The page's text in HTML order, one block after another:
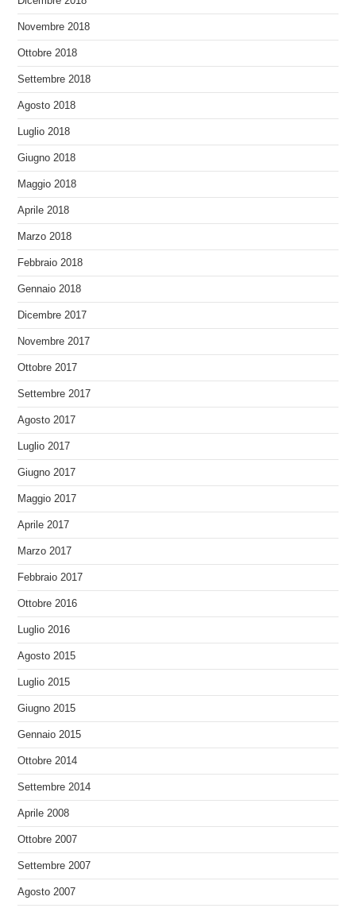
Novembre 2018
Ottobre 2018
Settembre 2018
Agosto 2018
Luglio 2018
Giugno 2018
Maggio 2018
Aprile 2018
Marzo 2018
Febbraio 2018
Gennaio 2018
Dicembre 2017
Novembre 2017
Ottobre 2017
Settembre 2017
Agosto 2017
Luglio 2017
Giugno 2017
Maggio 2017
Aprile 2017
Marzo 2017
Febbraio 2017
Ottobre 2016
Luglio 2016
Agosto 2015
Luglio 2015
Giugno 2015
Gennaio 2015
Ottobre 2014
Settembre 2014
Aprile 2008
Ottobre 2007
Settembre 2007
Agosto 2007